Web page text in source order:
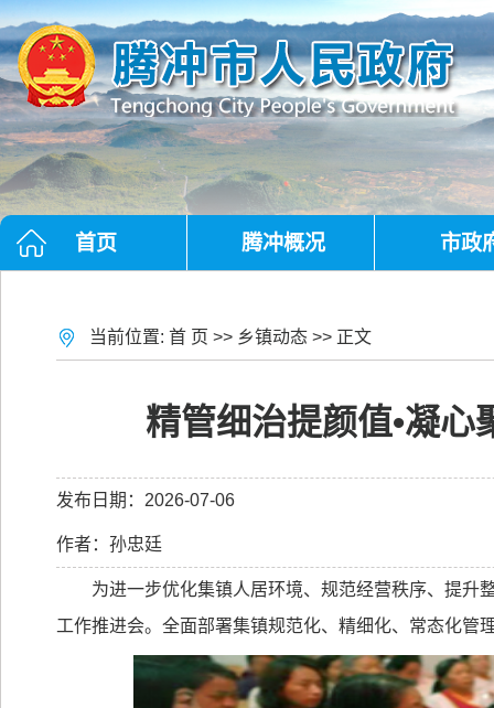
首页 腾冲概况 市政
当前位置: 首 页 >> 乡镇动态 >> 正文
精管细治提颜值•凝
发布日期：2026-07-06
作者：孙忠廷
为进一步优化集镇人居环境、规范经营秩序、提升
工作推进会。全面部署集镇规范化、精细化、常态化管